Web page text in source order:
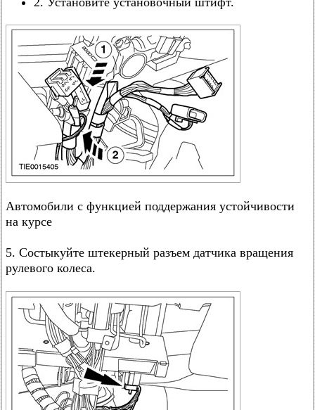
Автомобили с функцией поддержания устойчивости
на курсе
5. Состыкуйте штекерный разъем датчика вращения
рулевого колеса.